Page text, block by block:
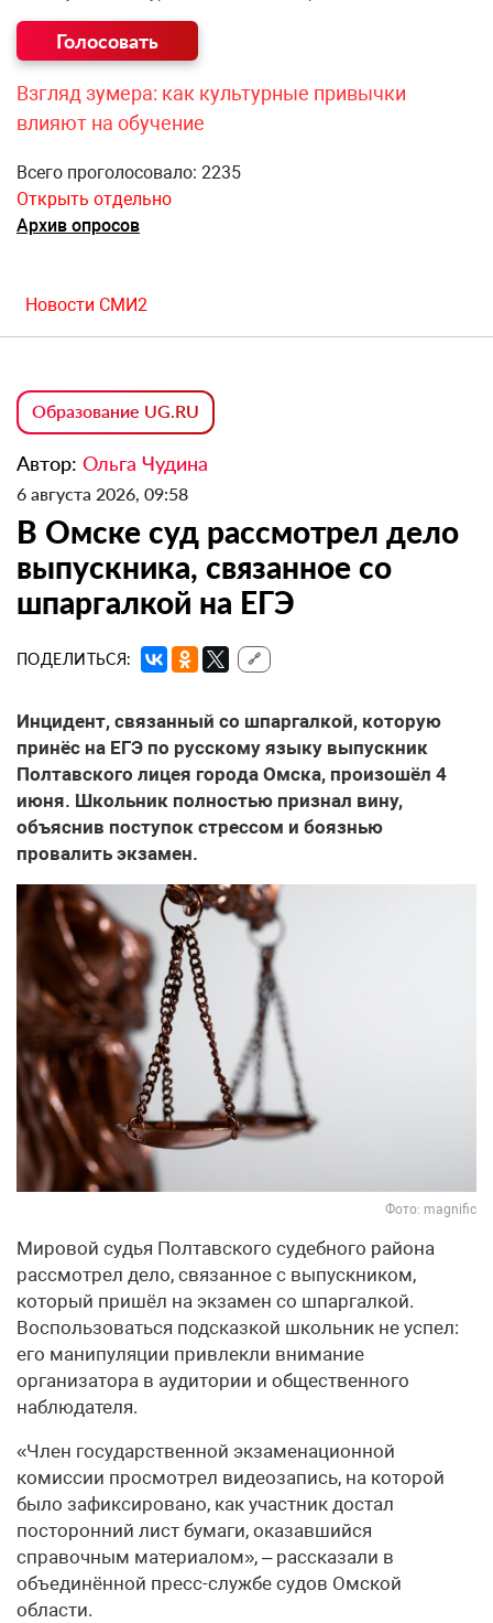
Взгляд зумера: как культурные привычки
влияют на обучение
Всего проголосовало: 2235
Открыть отдельно
Архив опросов
Новости СМИ2
Образование UG.RU
Автор: Ольга Чудина
6 августа 2026, 09:58
В Омске суд рассмотрел дело
выпускника, связанное со
шпаргалкой на ЕГЭ
ПОДЕЛИТЬСЯ: 🔗
Инцидент, связанный со шпаргалкой, которую
принёс на ЕГЭ по русскому языку выпускник
Полтавского лицея города Омска, произошёл 4
июня. Школьник полностью признал вину,
объяснив поступок стрессом и боязнью
провалить экзамен.
Фото: magnific
Мировой судья Полтавского судебного района
рассмотрел дело, связанное с выпускником,
который пришёл на экзамен со шпаргалкой.
Воспользоваться подсказкой школьник не успел:
его манипуляции привлекли внимание
организатора в аудитории и общественного
наблюдателя.
«Член государственной экзаменационной
комиссии просмотрел видеозапись, на которой
было зафиксировано, как участник достал
посторонний лист бумаги, оказавшийся
справочным материалом», – рассказали в
объединённой пресс-службе судов Омской
области.